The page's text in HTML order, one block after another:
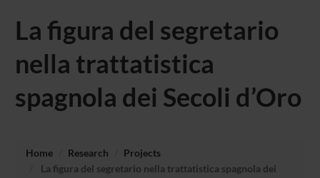
La figura del segretario
nella trattatistica
spagnola dei Secoli d’Oro
Home Research
Projects
La figura del segretario nella trattatistica spagnola dei